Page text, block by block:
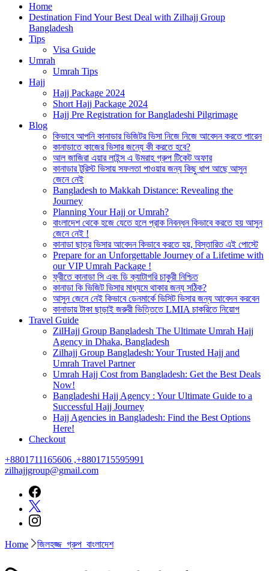
Home
Destination Find Your Best Deal with Zilhajj Group
Bangladesh
Tips
Visa Guide
Umrah
Umrah Tips
Hajj
Hajj Package 2024
Short Hajj Package 2024
Hajj Pre Registration for Bangladeshi Pilgrimage
Blog
কিভাবে আপনি কানাডার ভিজিটর ভিসা নিজে নিজে আবেদন করতে পারেন
কানাডাতে কাজের ভিসার জন্যে কী করতে হবে?
আল জাজিরা এয়ার লাইন্স এ উমরাহ গ্রুপ টিকেট অফার
কানাডার টুরিস্ট ভিসায় সফলতা পাওয়ার জন্য কিছু ধাপ আছে আসুন
জেনে নেই
Bangladesh to Makkah Distance: Revealing the
Journey
Planning Your Hajj or Umrah?
বাংলাদেশ থেকে হজে যেতে হলে প্রাক নিবন্ধন কিভাবে করতে হয় আসুন
জেনে নেই !
কানাডা ছাত্র ভিসার আবেদন কিভাবে করতে হয়, বিস্তারিত এই পোস্টে
Prepare for an Unforgettable Journey of a Lifetime with
our VIP Umrah Package !
ফ্রীতে কানাডা সি এবং ডি ক্যাটাগরি চাকুরী নিশ্চিত
কানাডা কি ভিজিট ভিসার মাধ্যমে থাকার জন্য সঠিক?
আসুন জেনে নেই কিভাবে ডেনমার্কে ভিসিট ভিসার জন্য আবেদন করবেন
কানাডায় টাকা ছাড়াই জরুরী ভিত্তিতে LMIA চাকরিতে নিয়োগ
Travel Guide
ZilHajj Group Bangladesh The Ultimate Umrah Hajj
Agency in Dhaka, Bangladesh
Zilhajj Group Bangladesh: Your Trusted Hajj and
Umrah Travel Partner
Umrah Hajj Cost from Bangladesh: Get the Best Deals
Now!
Bangladeshi Hajj Agency : Your Ultimate Guide to a
Successful Hajj Journey
Hajj Agencies in Bangladesh: Find the Best Options
Here!
Checkout
+8801711165606 ,+8801715595991
zilhajjgroup@gmail.com
Home জিলহজ্জ_গ্রুপ_বাংলাদেশ